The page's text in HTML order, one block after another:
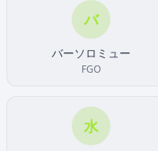
バ
バーソロミュー
FGO
水